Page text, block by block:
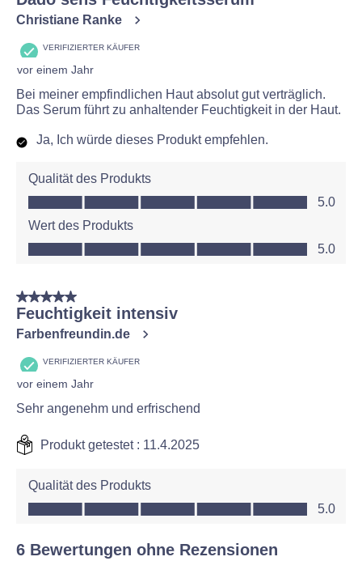
Christiane Ranke
VERIFIZIERTER KÄUFER
vor einem Jahr
Bei meiner empfindlichen Haut absolut gut verträglich.
Das Serum führt zu anhaltender Feuchtigkeit in der Haut.
Ja, Ich würde dieses Produkt empfehlen.
Qualität des Produkts
Qualität des Produkts, 5.0 von 5
5.0
Wert des Produkts
Wert des Produkts, 5.0 von 5
5.0
5 von 5 Sternen.
Feuchtigkeit intensiv
Farbenfreundin.de
VERIFIZIERTER KÄUFER
vor einem Jahr
Sehr angenehm und erfrischend
Produkt getestet : 11.4.2025
Qualität des Produkts
Qualität des Produkts, 5.0 von 5
5.0
6 Bewertungen ohne Rezensionen